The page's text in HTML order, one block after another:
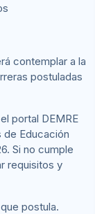
contemplar a la
postuladas
portal DEMRE
de Educación
Si no cumple
requisitos y
postula.